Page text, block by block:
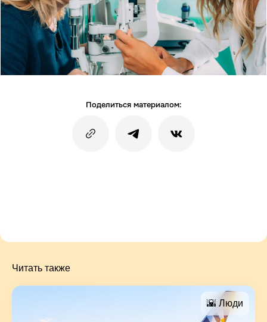
Поделиться материалом:
Читать также
🌇 Люди